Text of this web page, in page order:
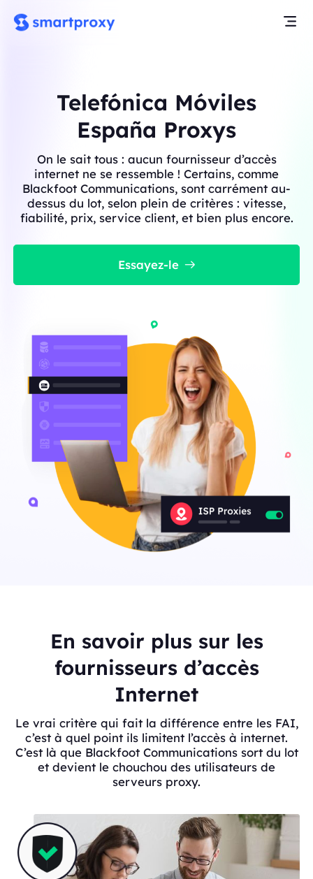
Telefónica Móviles
España Proxys
On le sait tous : aucun fournisseur d’accès
internet ne se ressemble ! Certains, comme
Blackfoot Communications, sont carrément au-
dessus du lot, selon plein de critères : vitesse,
fiabilité, prix, service client, et bien plus encore.
Essayez-le
En savoir plus sur les
fournisseurs d’accès
Internet
Le vrai critère qui fait la différence entre les FAI,
c’est à quel point ils limitent l’accès à internet.
C’est là que Blackfoot Communications sort du lot
et devient le chouchou des utilisateurs de
serveurs proxy.